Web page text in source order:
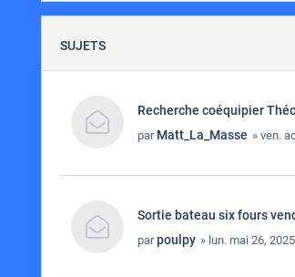
SUJETS
Recherche coéquipier
par Matt_La_Masse » ven.
Sortie bateau six fours
parpoulpy » lun. mai 26,